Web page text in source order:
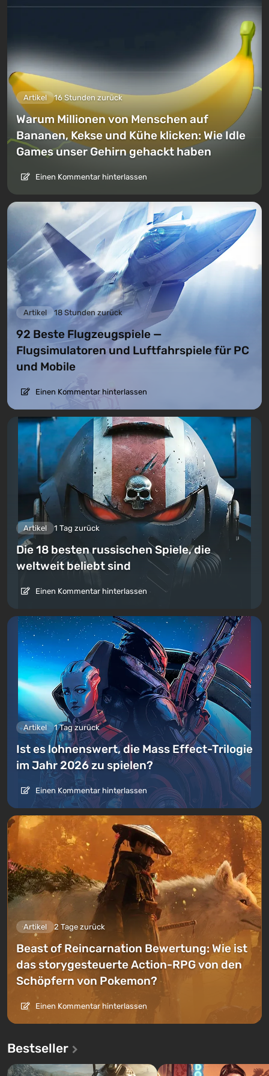
Artikel 16 Stunden zurück
Warum Millionen von Menschen auf
Bananen, Kekse und Kühe klicken: Wie Idle
Games unser Gehirn gehackt haben
Einen Kommentar hinterlassen
Artikel 18 Stunden zurück
92 Beste Flugzeugspiele —
Flugsimulatoren und Luftfahrspiele für PC
und Mobile
Einen Kommentar hinterlassen
Artikel 1 Tag zurück
Die 18 besten russischen Spiele, die
weltweit beliebt sind
Einen Kommentar hinterlassen
Artikel 1 Tag zurück
Ist es lohnenswert, die Mass Effect-Trilogie
im Jahr 2026 zu spielen?
Einen Kommentar hinterlassen
Artikel 2 Tage zurück
Beast of Reincarnation Bewertung: Wie ist
das storygesteuerte Action-RPG von den
Schöpfern von Pokemon?
Einen Kommentar hinterlassen
Bestseller